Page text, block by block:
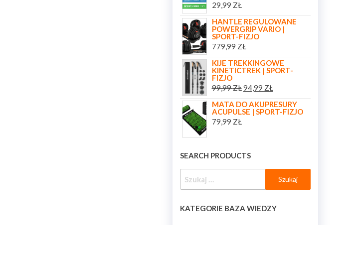
29,99 ZŁ
HANTLE REGULOWANE
POWERGRIP VARIO |
SPORT-FIZJO
779,99 ZŁ
KIJE TREKKINGOWE
KINETICTREK | SPORT-
FIZJO
99,99ZŁ94,99 ZŁ
MATA DO AKUPRESURY
ACUPULSE | SPORT-FIZJO
79,99 ZŁ
SEARCH PRODUCTS
KATEGORIE BAZA WIEDZY